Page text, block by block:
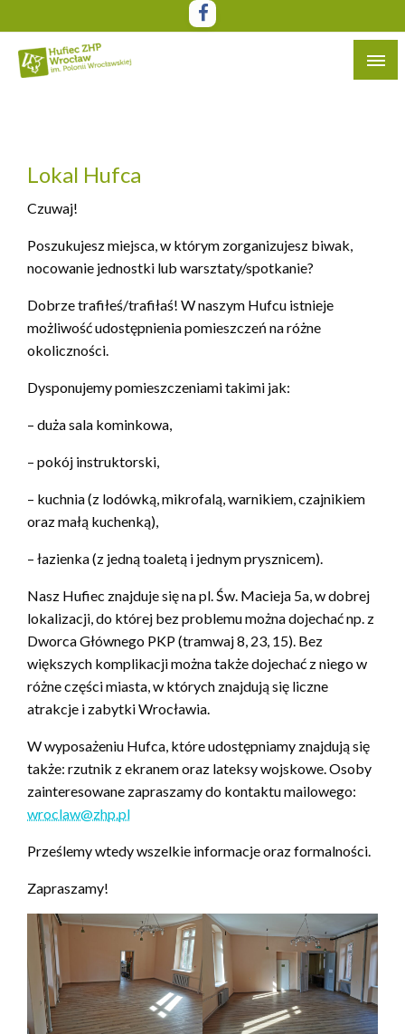
do
treści
Lokal Hufca
Czuwaj!
Poszukujesz miejsca, w którym zorganizujesz biwak,
nocowanie jednostki lub warsztaty/spotkanie?
Dobrze trafiłeś/trafiłaś! W naszym Hufcu istnieje
możliwość udostępnienia pomieszczeń na różne
okoliczności.
Dysponujemy pomieszczeniami takimi jak:
– duża sala kominkowa,
– pokój instruktorski,
– kuchnia (z lodówką, mikrofalą, warnikiem, czajnikiem
oraz małą kuchenką),
– łazienka (z jedną toaletą i jednym prysznicem).
Nasz Hufiec znajduje się na pl. Św. Macieja 5a, w dobrej
lokalizacji, do której bez problemu można dojechać np. z
Dworca Głównego PKP (tramwaj 8, 23, 15). Bez
większych komplikacji można także dojechać z niego w
różne części miasta, w których znajdują się liczne
atrakcje i zabytki Wrocławia.
W wyposażeniu Hufca, które udostępniamy znajdują się
także: rzutnik z ekranem oraz lateksy wojskowe. Osoby
zainteresowane zapraszamy do kontaktu mailowego:
wroclaw@zhp.pl
Prześlemy wtedy wszelkie informacje oraz formalności.
Zapraszamy!